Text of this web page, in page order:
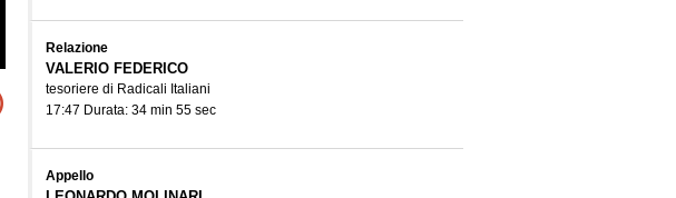
Relazione
VALERIO FEDERICO
tesoriere di Radicali Italiani
17:47 Durata: 34 min 55 sec
Appello